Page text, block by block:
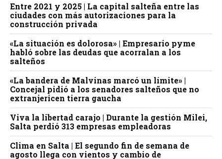
Entre 2021 y 2025 | La capital salteña entre las
ciudades con más autorizaciones para la
construcción privada
«La situación es dolorosa» | Empresario pyme
habló sobre las deudas que acorralan a los
salteños
«La bandera de Malvinas marcó un límite» |
Concejal pidió a los senadores salteños que no
extranjericen tierra gaucha
Viva la libertad carajo | Durante la gestión Milei,
Salta perdió 313 empresas empleadoras
Clima en Salta | El segundo fin de semana de
agosto llega con vientos y cambio de